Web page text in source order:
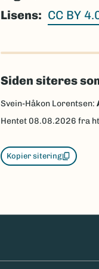
Lisens
CC BY
Siden siteres
Svein-Håkon Lorentsen:
Hentet 08.08.2026 fra
Kopier sitering